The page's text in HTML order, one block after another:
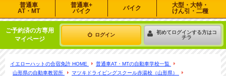
普通車
AT・MT
普通車+
バイク
バイク
大型・大特・
けん引・二種
ご予約済の方専用
マイページ
ログイン
初めてログインする方はコ
チラ
イエローハットの合宿免許 HOME
普通車AT・MTの自動車学校一覧
山形県の自動車教習所
マツキドライビングスクール赤湯校（山形県）